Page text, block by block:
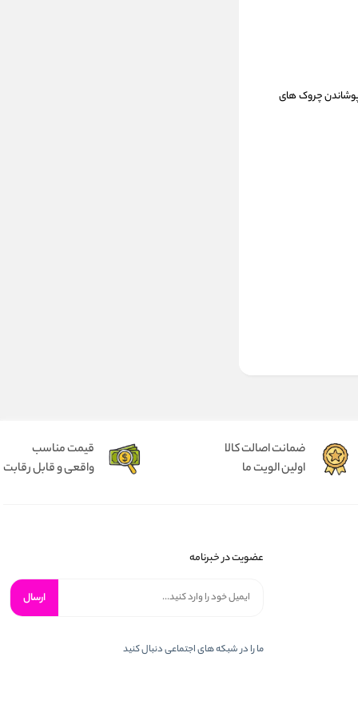
پوشاندن چروک های
ضمانت اصالت کالا
اولین الویت ما
قیمت مناسب
واقعی و قابل رقابت
عضویت در خبرنامه
ارسال
ما را در شبكه های اجتماعی دنبال کنید